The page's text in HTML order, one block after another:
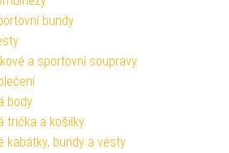
bundy
a sportovní soupravy
body
trička a košilky
kabátky, bundy a vesty